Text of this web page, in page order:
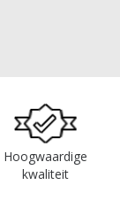
Hoogwaardige
kwaliteit